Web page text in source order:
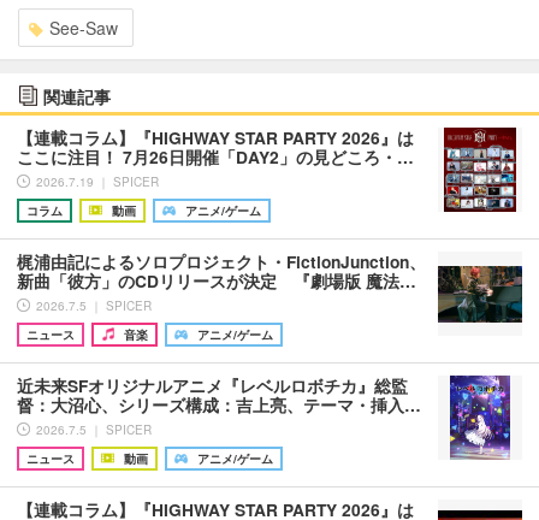
See-Saw
関連記事
【連載コラム】『HIGHWAY STAR PARTY 2026』は
ここに注目！ 7月26日開催「DAY2」の見どころ・…
2026.7.19 ｜ SPICER
コラム
動画 アニメ/ゲーム
梶浦由記によるソロプロジェクト・FictionJunction、
新曲「彼方」のCDリリースが決定 『劇場版 魔法…
2026.7.5 ｜ SPICER
ニュース
音楽 アニメ/ゲーム
近未来SFオリジナルアニメ『レベルロボチカ』総監
督：大沼心、シリーズ構成：吉上亮、テーマ・挿入…
2026.7.5 ｜ SPICER
ニュース
動画 アニメ/ゲーム
【連載コラム】『HIGHWAY STAR PARTY 2026』は